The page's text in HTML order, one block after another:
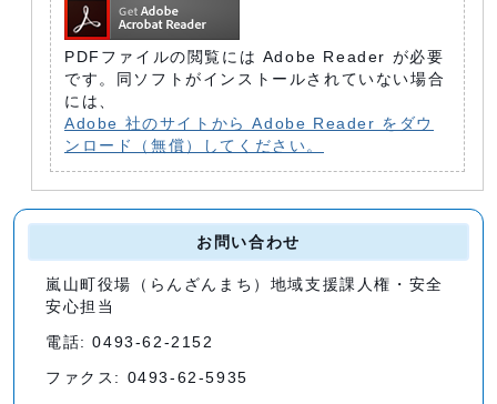
PDFファイルの閲覧には Adobe Reader が必要
です。同ソフトがインストールされていない場合
には、
Adobe 社のサイトから Adobe Reader をダウ
ンロード（無償）してください。
お問い合わせ
嵐山町役場（らんざんまち）地域支援課人権・安全
安心担当
電話: 0493-62-2152
ファクス: 0493-62-5935